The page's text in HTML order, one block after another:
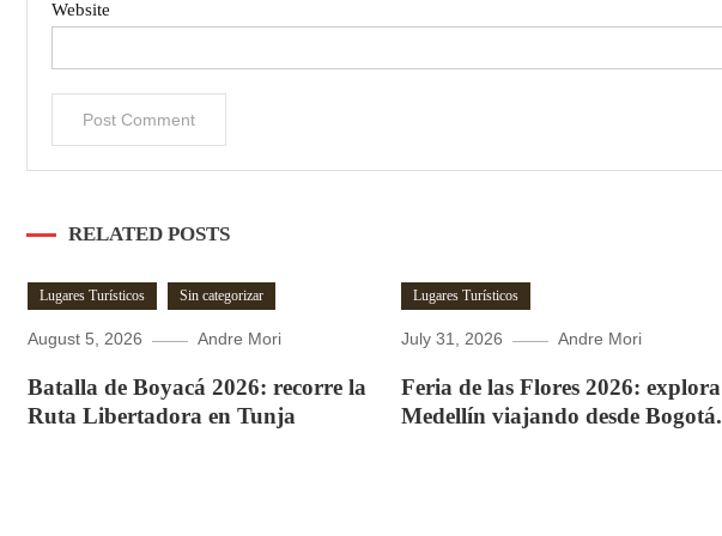
Website
RELATED POSTS
Lugares Turísticos Sin categorizar
August 5, 2026 Andre Mori
Batalla de Boyacá 2026: recorre la
Ruta Libertadora en Tunja
Lugares Turísticos
July 31, 2026 Andre Mori
Feria de las Flores 2026: explora
Medellín viajando desde Bogotá.